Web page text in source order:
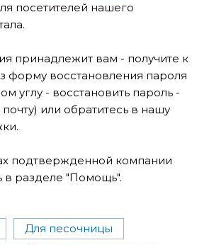
посетителей нашего
принадлежит вам - получите к
форму восстановления пароля
углу - восстановить пароль -
или обратитесь в нашу
подтвержденной компании
в разделе "Помощь".
Для песочницы